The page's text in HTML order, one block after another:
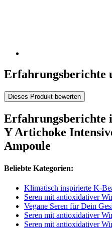
Erfahrungsberichte
Dieses Produkt bewerten
Erfahrungsberichte
Y Artichoke
Ampoule
Beliebte Kategorien:
Klimatisch inspirierte K-
Seren mit antioxidativer
Vegane Seren für Dein
Seren mit antioxidativer
Seren mit antioxidativer